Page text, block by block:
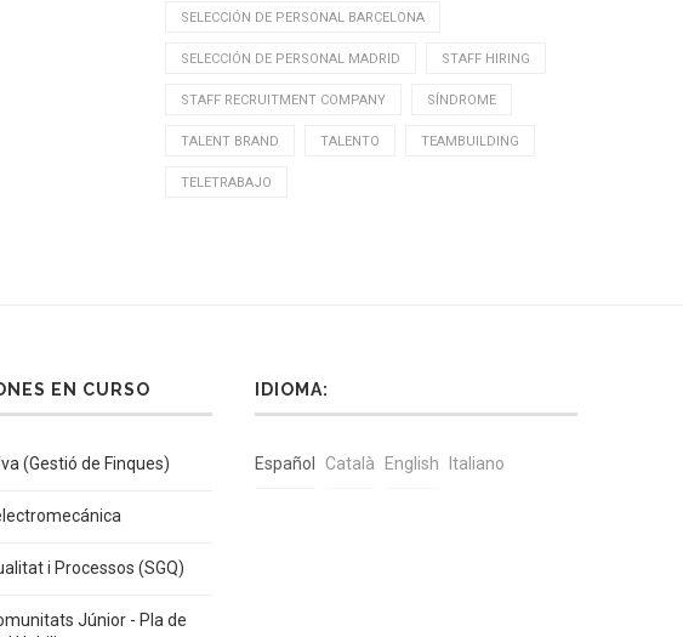
SELECCIÓN DE PERSONAL BARCELONA
SELECCIÓN DE PERSONAL MADRID STAFF HIRING
STAFF RECRUITMENT COMPANY SÍNDROME
TALENT BRAND TALENTO TEAMBUILDING
TELETRABAJO
EN CURSO
(Gestió de Finques)
i Processos (SGQ)
Júnior - Pla de
IDIOMA:
Español Català English Italiano